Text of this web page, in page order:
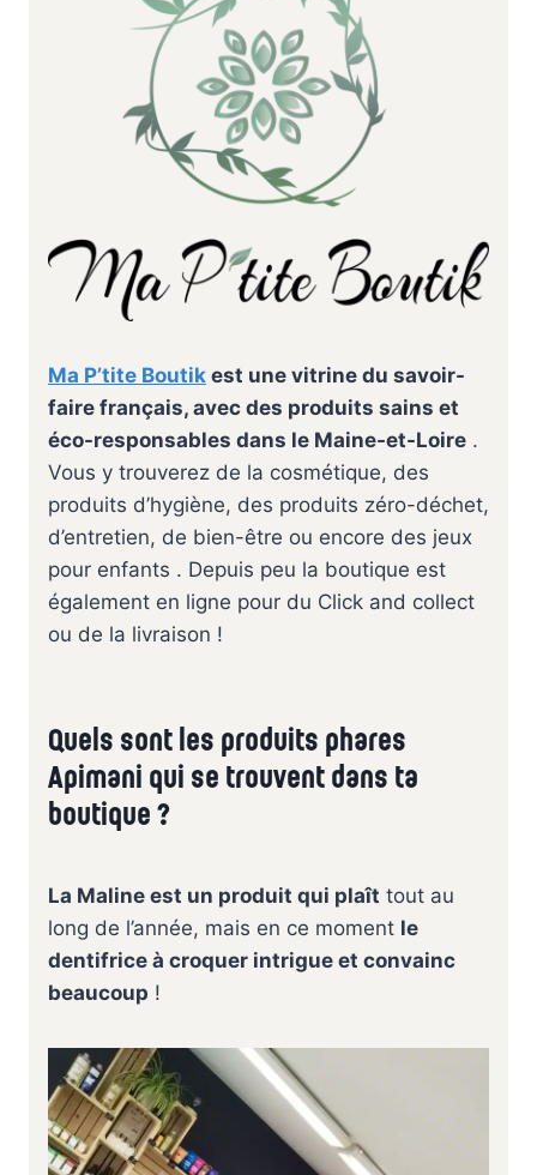
Ma P’tite Boutik est une vitrine du savoir-
faire français, avec des produits sains et
éco-responsables dans le Maine-et-Loire .
Vous y trouverez de la cosmétique, des
produits d’hygiène, des produits zéro-déchet,
d’entretien, de bien-être ou encore des jeux
pour enfants . Depuis peu la boutique est
également en ligne pour du Click and collect
ou de la livraison !
Quels sont les produits phares
Apimani qui se trouvent dans ta
boutique ?
La Maline est un produit qui plaît tout au
long de l’année, mais en ce moment le
dentifrice à croquer intrigue et convainc
beaucoup !